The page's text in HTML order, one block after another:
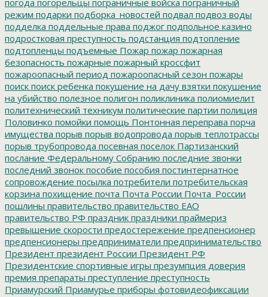
режим подарки подборка_новостей подвал подвоз воды
подделка поддельные права поджог подпольное казино
подростковая преступность подстанция подтопление
подтопленцы подъемные Пожар пожар пожарная
безопасность пожарные пожарный кроссфит
пожароопасный период пожароопасный сезон пожары
поиск поиск ребенка покушение на дачу взятки покушение
на убийство полезное полигон поликлиника полиомиелит
политехнический техникум политические партии полиция
Половинко помойки помощь Понтонная переправа порча
имущества порыв порыв водопровода порыв теплотрассы
порыв трубопровода посевная поселок Партизанский
послание Федеральному Собранию последние звонки
последний звонок пособие пособия постинтернатное
сопровождение посылка потребители потребительская
корзина похищение почта Почта России Почта_России
пошлины правительство правительство ЕАО
правительство РФ праздник праздники праймериз
превышение скорости предостережение предпенсионер
предпенсионеры предприниматели предпринимательство
Президент президент России Президент РФ
Президентские спортивные игры презумпция доверия
премия препараты преступление преступность
Приамурский Приамурье приборы фотовидеофиксации